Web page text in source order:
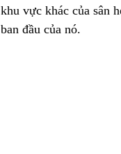
khu vực khác của sân
ban đầu của nó.